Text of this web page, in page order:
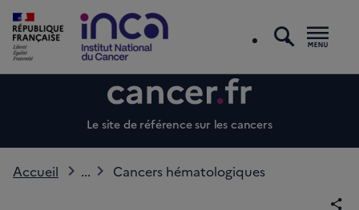
Le site de référence sur les cancers
Accueil ... Cancers hématologiques